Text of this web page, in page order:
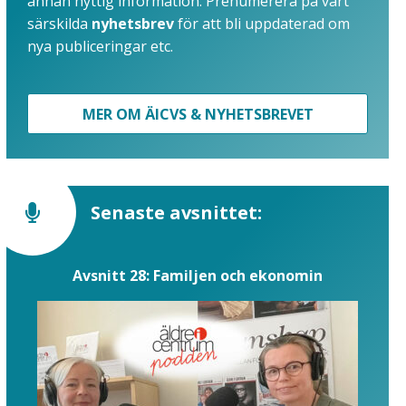
särskilda nyhetsbrevför att bli uppdaterad om
nya publiceringar etc.
MER OM ÄICVS & NYHETSBREVET
Senaste avsnittet:
Avsnitt 28: Familjen och ekonomin